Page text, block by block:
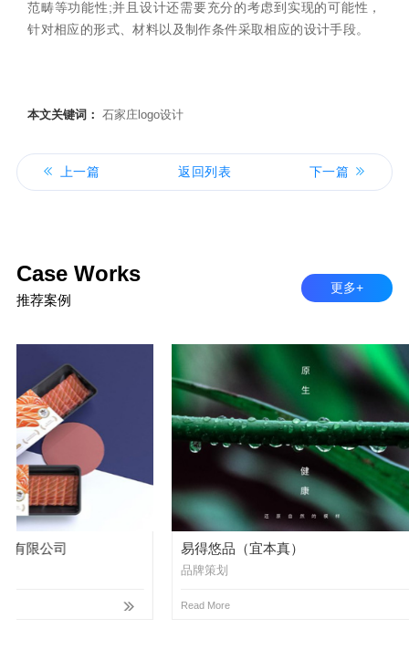
范畴等功能性;并且设计还需要充分的考虑到实现的可能性，
针对相应的形式、材料以及制作条件采取相应的设计手段。
本文关键词：石家庄logo设计
上一篇 返回列表 下一篇
Case Works
推荐案例
更多+
易得悠品（宜本真）